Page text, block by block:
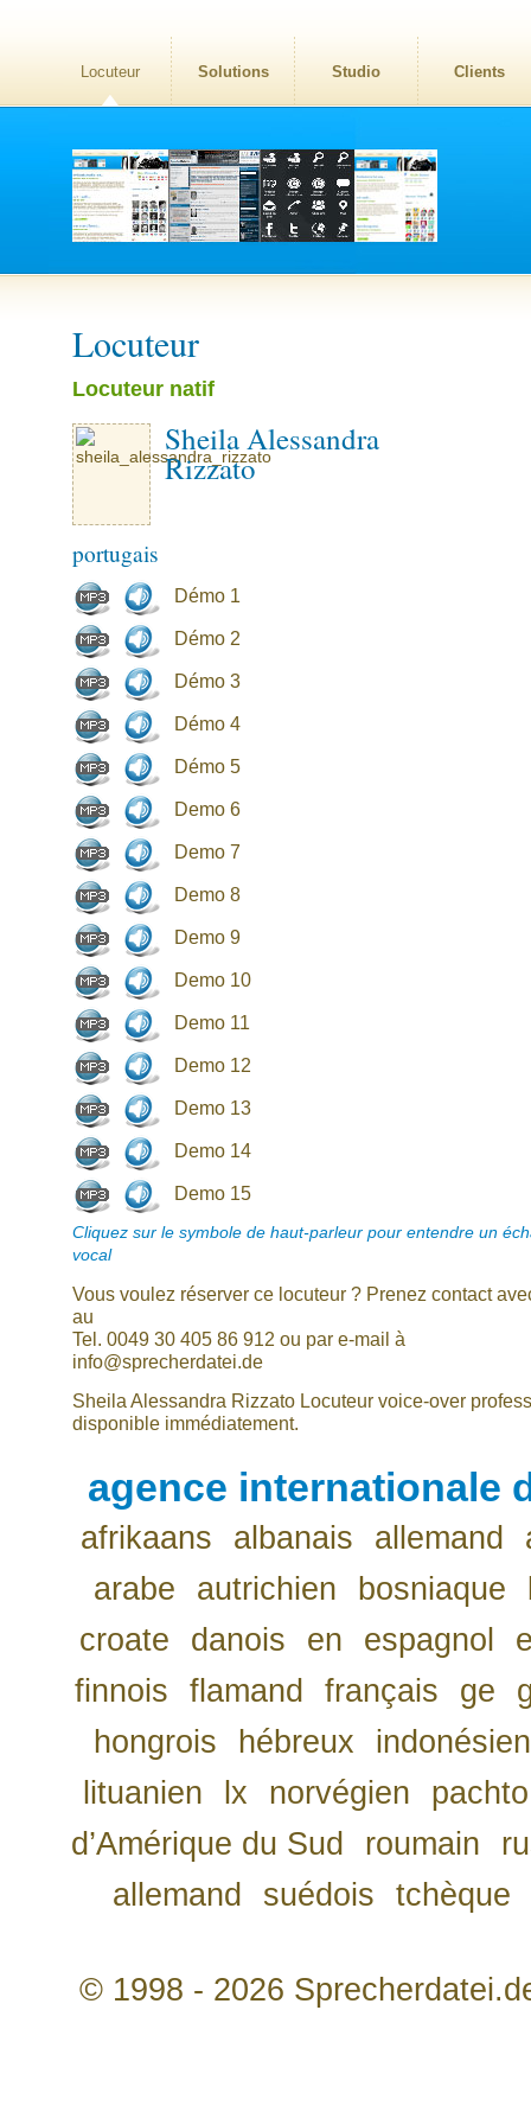
Locuteur Solutions Studio Clients
Locuteur
Locuteur natif
Sheila Alessandra
Rizzato
portugais
Démo 1
Démo 2
Démo 3
Démo 4
Démo 5
Demo 6
Demo 7
Demo 8
Demo 9
Demo 10
Demo 11
Demo 12
Demo 13
Demo 14
Demo 15
Cliquez sur le symbole de haut-parleur pour entendre un
vocal
Vous voulez réserver ce locuteur ? Prenez contact
au
Tel. 0049 30 405 86 912 ou par e-mail à
info@sprecherdatei.de
Sheila Alessandra Rizzato Locuteur voice-over
disponible immédiatement.
agence internationale
afrikaans albanais allemand
arabe
autrichien bosniaque
croate
danois en espagnol
finnois
flamand français ge
hongrois
hébreux
indonésien
lituanien
lx norvégien
pachto
d’Amérique du Sud
roumain
allemand
suédois tchèque
© 1998 - 2026